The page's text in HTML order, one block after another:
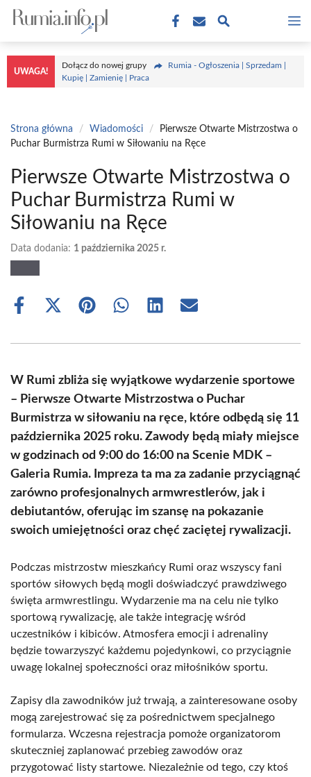
Przejdź
treści
UWAGA!
Dołącz do nowej grupy
Rumia - Ogłoszenia | Sprzedam |
Kupię | Zamienię | Praca
Strona główna / Wiadomości /
Pierwsze Otwarte Mistrzostwa o
Puchar Burmistrza Rumi w Siłowaniu na Ręce
Pierwsze Otwarte Mistrzostwa o
Puchar Burmistrza Rumi w
Siłowaniu na Ręce
Data dodania: 1 października 2025 r.
Share
Share
(Twitter)
Share Share Share Share
W Rumi zbliża się wyjątkowe wydarzenie sportowe
– Pierwsze Otwarte Mistrzostwa o Puchar
Burmistrza w siłowaniu na ręce, które odbędą się 11
października 2025 roku. Zawody będą miały miejsce
w godzinach od 9:00 do 16:00 na Scenie MDK –
Galeria Rumia. Impreza ta ma za zadanie przyciągnąć
zarówno profesjonalnych armwrestlerów, jak i
debiutantów, oferując im szansę na pokazanie
swoich umiejętności oraz chęć zaciętej rywalizacji.
Podczas mistrzostw mieszkańcy Rumi oraz wszyscy fani
sportów siłowych będą mogli doświadczyć prawdziwego
święta armwrestlingu. Wydarzenie ma na celu nie tylko
sportową rywalizację, ale także integrację wśród
uczestników i kibiców. Atmosfera emocji i adrenaliny
będzie towarzyszyć każdemu pojedynkowi, co przyciągnie
uwagę lokalnej społeczności oraz miłośników sportu.
Zapisy dla zawodników już trwają, a zainteresowane osoby
mogą zarejestrować się za pośrednictwem specjalnego
formularza. Wczesna rejestracja pomoże organizatorom
skuteczniej zaplanować przebieg zawodów oraz
przygotować listy startowe. Niezależnie od tego, czy ktoś